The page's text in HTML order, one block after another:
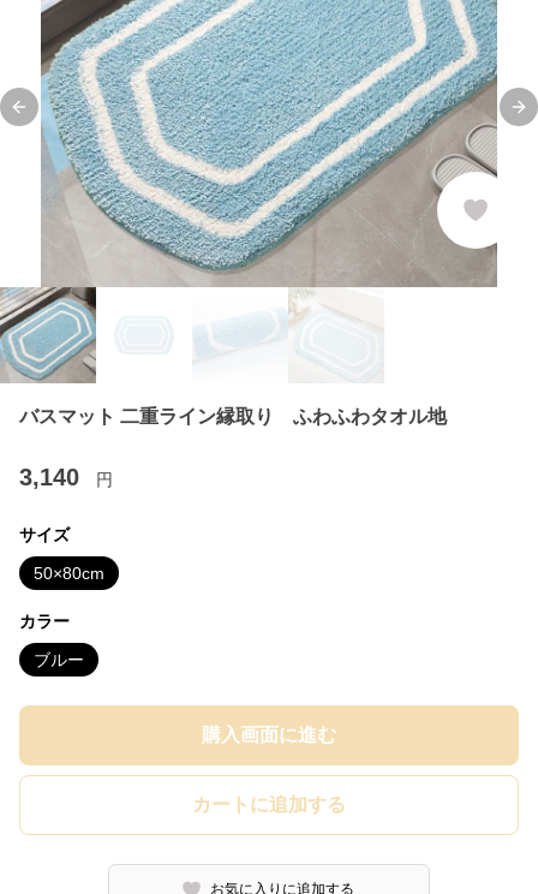
Previous slide
バスマット 二重ライン縁取り ふわふわタオル地
3,140 円
サイズ
50×80cm
カラー
ブルー
購入画面に進む
カートに追加する
お気に入りに追加する